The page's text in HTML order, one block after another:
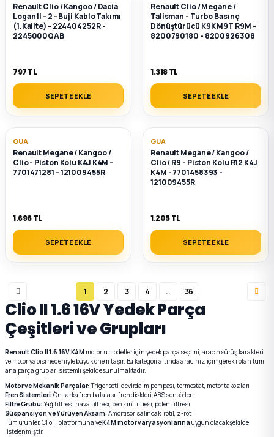
Renault Clio / Kangoo / Dacia
Logan II - 2 - Buji Kablo Takımı
(1.Kalite) - 224404252R -
2245000QAB
797 TL
SEPETE EKLE
Renault Clio / Megane /
Talisman - Turbo Basınç
Dönüştürücü K9K M9T R9M -
8200790180 - 8200926308
1.318 TL
SEPETE EKLE
GUA
Renault Megane / Kangoo /
Clio - Piston Kolu K4J K4M -
7701471281 - 121009455R
1.696 TL
SEPETE EKLE
GUA
Renault Megane / Kangoo /
Clio / R9 - Piston Kolu R12 K4J
K4M - 7701458393 -
121009455R
1.205 TL
SEPETE EKLE
1 2 3 4 .. 36
Clio II 1.6 16V Yedek Parça
Çeşitleri ve Grupları
Renault Clio II 1.6 16V K4M motorlu modeller için yedek parça seçimi, aracın sürüş karakteri
ve motor yapısı nedeniyle büyük önem taşır. Bu kategori altında aracınız için gerekli olan tüm
ana parça grupları sistemli şekilde sunulmaktadır.
Motor ve Mekanik Parçalar: Triger seti, devirdaim pompası, termostat, motor takozları
Fren Sistemleri: Ön–arka fren balatası, fren diskleri, ABS sensörleri
Filtre Grubu:Yağ filtresi, hava filtresi, benzin filtresi, polen filtresi
Süspansiyon ve Yürüyen Aksam: Amortisör, salıncak, rotil, z-rot
Tüm ürünler, Clio II platformuna veK4M motor varyasyonlarına uygun olacak şekilde
listelenmiştir.